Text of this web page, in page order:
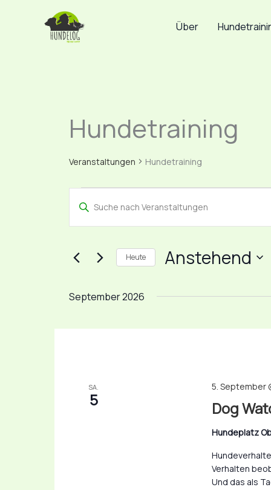
Über
Hundetraining
Veranstaltungen Hundetraining
Veranstaltungen
Suche
und
Navigation
Bitte
Suche
nach
Schlüsselwort.
Heute Anstehend
September 2026
SA.
5 Dog
5. September
Hundeplatz
Verhalten
Und das als